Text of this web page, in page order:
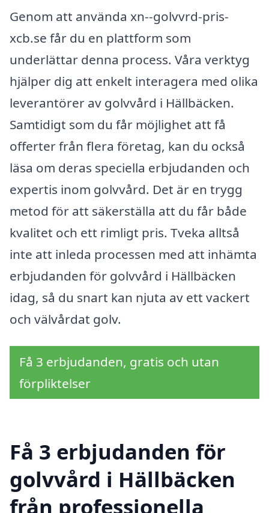
Genom att använda xn--golvvrd-pris-
xcb.se får du en plattform som
underlättar denna process. Våra verktyg
hjälper dig att enkelt interagera med olika
leverantörer av golvvård i Hällbäcken.
Samtidigt som du får möjlighet att få
offerter från flera företag, kan du också
läsa om deras speciella erbjudanden och
expertis inom golvvård. Det är en trygg
metod för att säkerställa att du får både
kvalitet och ett rimligt pris. Tveka alltså
inte att inleda processen med att inhämta
erbjudanden för golvvård i Hällbäcken
idag, så du snart kan njuta av ett vackert
och välvårdat golv.
Få 3 erbjudanden, gratis och utan
förpliktelser
Få 3 erbjudanden för
golvvård i Hällbäcken
från professionella